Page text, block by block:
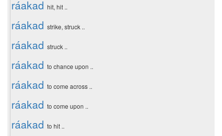
ráakad hit, hit ..
ráakad strike, struck ..
ráakad struck ..
ráakad to chance upon ..
ráakad to come across ..
ráakad to come upon ..
ráakad to hit ..